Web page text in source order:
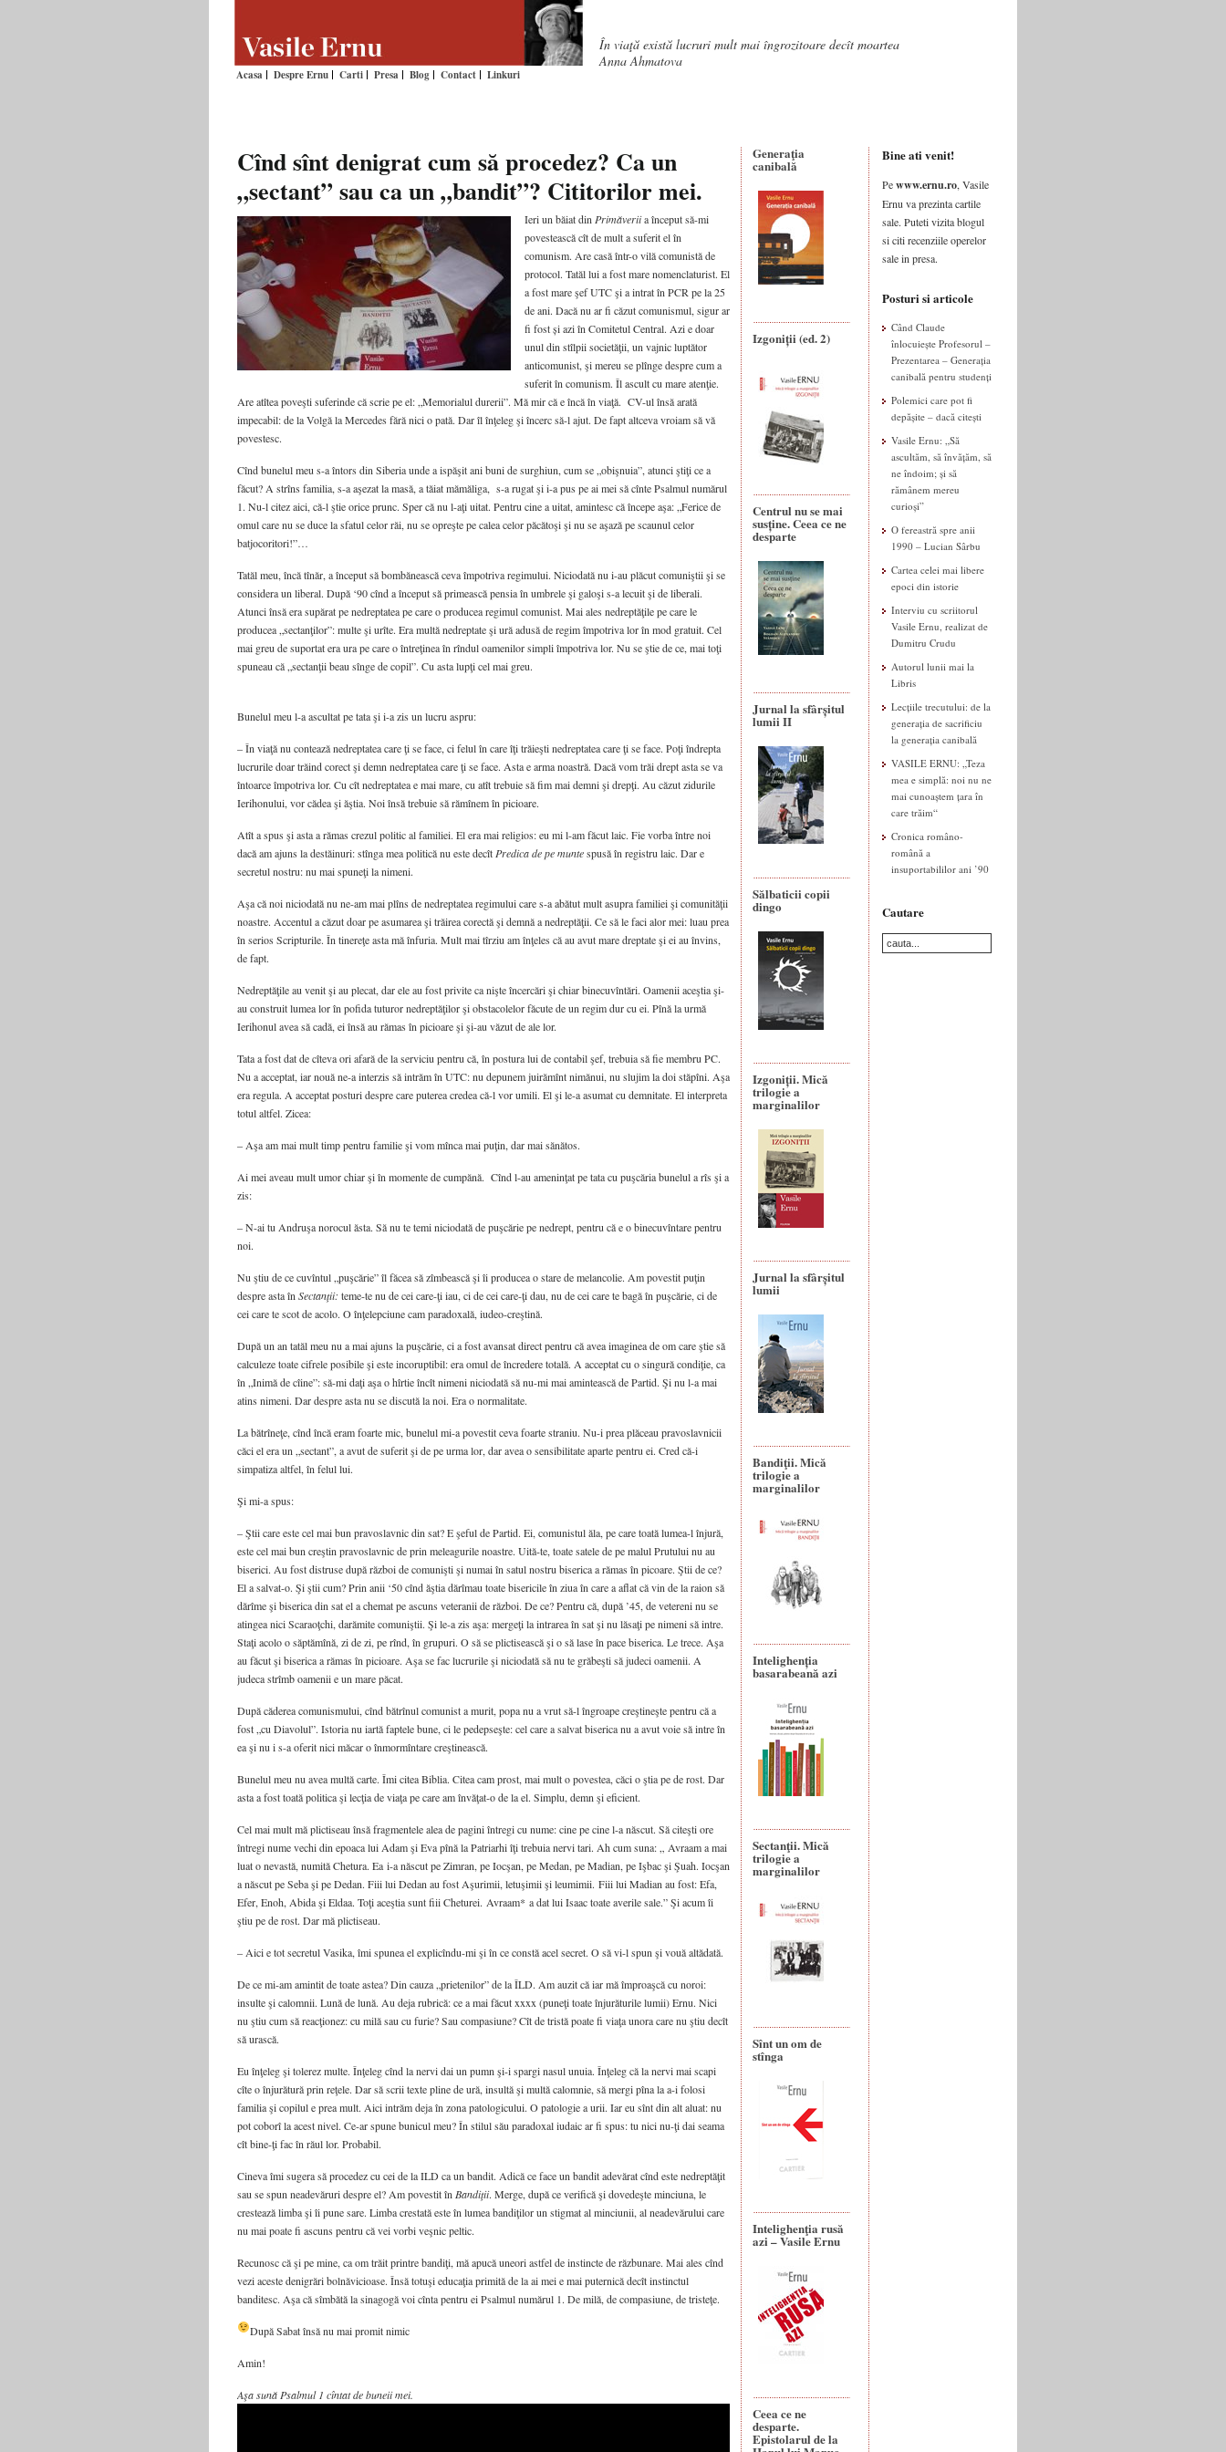
Acasa Despre Ernu Carti Presa Blog Contact Linkuri
În viaţă există lucruri mult mai îngrozitoare decît moartea
Anna Ahmatova
Cînd sînt denigrat cum să procedez? Ca un
„sectant” sau ca un „bandit”? Cititorilor mei.
Ieri un băiat din Primăveriia început să-mi
povestească cît de mult a suferit el în
comunism. Are casă într-o vilă comunistă de
protocol. Tatăl lui a fost mare nomenclaturist. El
a fost mare şef UTC şi a intrat în PCR pe la 25
de ani. Dacă nu ar fi căzut comunismul, sigur ar
fi fost și azi în Comitetul Central. Azi e doar
unul din stîlpii societăţii, un vajnic luptător
anticomunist, şi mereu se plînge despre cum a
suferit în comunism. Îl ascult cu mare atenţie.
Are atîtea poveşti suferinde că scrie pe el: „Memorialul durerii”. Mă mir că e încă în viaţă. CV-ul însă arată
impecabil: de la Volgă la Mercedes fără nici o pată. Dar îl înţeleg şi încerc să-l ajut. De fapt altceva vroiam să vă
povestesc.
Cînd bunelul meu s-a întors din Siberia unde a ispăşit ani buni de surghiun, cum se „obişnuia”, atunci ştiţi ce a
făcut? A strîns familia, s-a aşezat la masă, a tăiat mămăliga, s-a rugat şi i-a pus pe ai mei să cînte Psalmul numărul
1. Nu-l citez aici, că-l ştie orice prunc. Sper că nu l-aţi uitat. Pentru cine a uitat, amintesc că începe aşa: „Ferice de
omul care nu se duce la sfatul celor răi, nu se opreşte pe calea celor păcătoşi şi nu se aşază pe scaunul celor
batjocoritori!”…
Tatăl meu, încă tînăr, a început să bombănească ceva împotriva regimului. Niciodată nu i-au plăcut comuniştii şi se
considera un liberal. După ‘90 cînd a început să primească pensia în umbrele şi galoşi s-a lecuit şi de liberali.
Atunci însă era supărat pe nedreptatea pe care o producea regimul comunist. Mai ales nedreptăţile pe care le
producea „sectanţilor”: multe şi urîte. Era multă nedreptate şi ură adusă de regim împotriva lor în mod gratuit. Cel
mai greu de suportat era ura pe care o întreţinea în rîndul oamenilor simpli împotriva lor. Nu se ştie de ce, mai toţi
spuneau că „sectanţii beau sînge de copil”. Cu asta lupţi cel mai greu.
Bunelul meu l-a ascultat pe tata şi i-a zis un lucru aspru:
– În viaţă nu contează nedreptatea care ţi se face, ci felul în care îţi trăieşti nedreptatea care ţi se face. Poţi îndrepta
lucrurile doar trăind corect şi demn nedreptatea care ţi se face. Asta e arma noastră. Dacă vom trăi drept asta se va
întoarce împotriva lor. Cu cît nedreptatea e mai mare, cu atît trebuie să fim mai demni şi drepţi. Au căzut zidurile
Ierihonului, vor cădea şi ăştia. Noi însă trebuie să rămînem în picioare.
Atît a spus şi asta a rămas crezul politic al familiei. El era mai religios: eu mi l-am făcut laic. Fie vorba între noi
dacă am ajuns la destăinuri: stînga mea politică nu este decît Predica de pe muntespusă în registru laic. Dar e
secretul nostru: nu mai spuneţi la nimeni.
Aşa că noi niciodată nu ne-am mai plîns de nedreptatea regimului care s-a abătut mult asupra familiei şi comunităţii
noastre. Accentul a căzut doar pe asumarea şi trăirea corectă şi demnă a nedreptăţii. Ce să le faci alor mei: luau prea
în serios Scripturile. În tinereţe asta mă înfuria. Mult mai tîrziu am înţeles că au avut mare dreptate şi ei au învins,
de fapt.
Nedreptăţile au venit şi au plecat, dar ele au fost privite ca nişte încercări şi chiar binecuvîntări. Oamenii aceştia şi-
au construit lumea lor în pofida tuturor nedreptăţilor şi obstacolelor făcute de un regim dur cu ei. Pînă la urmă
Ierihonul avea să cadă, ei însă au rămas în picioare şi şi-au văzut de ale lor.
Tata a fost dat de cîteva ori afară de la serviciu pentru că, în postura lui de contabil şef, trebuia să fie membru PC.
Nu a acceptat, iar nouă ne-a interzis să intrăm în UTC: nu depunem juirămînt nimănui, nu slujim la doi stăpîni. Aşa
era regula. A acceptat posturi despre care puterea credea că-l vor umili. El şi le-a asumat cu demnitate. El interpreta
totul altfel. Zicea:
– Aşa am mai mult timp pentru familie şi vom mînca mai puţin, dar mai sănătos.
Ai mei aveau mult umor chiar şi în momente de cumpănă. Cînd l-au ameninţat pe tata cu puşcăria bunelul a rîs şi a
zis:
– N-ai tu Andruşa norocul ăsta. Să nu te temi niciodată de puşcărie pe nedrept, pentru că e o binecuvîntare pentru
noi.
Nu ştiu de ce cuvîntul „puşcărie” îl făcea să zîmbească şi îi producea o stare de melancolie. Am povestit puţin
despre asta în Sectanţii: teme-te nu de cei care-ţi iau, ci de cei care-ţi dau, nu de cei care te bagă în puşcărie, ci de
cei care te scot de acolo. O înţelepciune cam paradoxală, iudeo-creştină.
După un an tatăl meu nu a mai ajuns la puşcărie, ci a fost avansat direct pentru că avea imaginea de om care ştie să
calculeze toate cifrele posibile şi este incoruptibil: era omul de încredere totală. A acceptat cu o singură condiţie, ca
în „Inimă de cîine”: să-mi daţi aşa o hîrtie încît nimeni niciodată să nu-mi mai amintească de Partid. Şi nu l-a mai
atins nimeni. Dar despre asta nu se discută la noi. Era o normalitate.
La bătrîneţe, cînd încă eram foarte mic, bunelul mi-a povestit ceva foarte straniu. Nu-i prea plăceau pravoslavnicii
căci el era un „sectant”, a avut de suferit şi de pe urma lor, dar avea o sensibilitate aparte pentru ei. Cred că-i
simpatiza altfel, în felul lui.
Şi mi-a spus:
– Ştii care este cel mai bun pravoslavnic din sat? E şeful de Partid. Ei, comunistul ăla, pe care toată lumea-l înjură,
este cel mai bun creştin pravoslavnic de prin meleagurile noastre. Uită-te, toate satele de pe malul Prutului nu au
biserici. Au fost distruse după război de comunişti şi numai în satul nostru biserica a rămas în picoare. Ştii de ce?
El a salvat-o. Şi ştii cum? Prin anii ‘50 cînd ăştia dărîmau toate bisericile în ziua în care a aflat că vin de la raion să
dărîme şi biserica din sat el a chemat pe ascuns veteranii de război. De ce? Pentru că, după ’45, de vetereni nu se
atingea nici Scaraoţchi, darămite comuniştii. Şi le-a zis aşa: mergeţi la intrarea în sat şi nu lăsaţi pe nimeni să intre.
Staţi acolo o săptămînă, zi de zi, pe rînd, în grupuri. O să se plictisească şi o să lase în pace biserica. Le trece. Aşa
au făcut şi biserica a rămas în picioare. Aşa se fac lucrurile şi niciodată să nu te grăbeşti să judeci oamenii. A
judeca strîmb oamenii e un mare păcat.
După căderea comunismului, cînd bătrînul comunist a murit, popa nu a vrut să-l îngroape creştineşte pentru că a
fost „cu Diavolul”. Istoria nu iartă faptele bune, ci le pedepseşte: cel care a salvat biserica nu a avut voie să intre în
ea şi nu i s-a oferit nici măcar o înmormîntare creştinească.
Bunelul meu nu avea multă carte. Îmi citea Biblia. Citea cam prost, mai mult o povestea, căci o ştia pe de rost. Dar
asta a fost toată politica şi lecţia de viaţa pe care am învăţat-o de la el. Simplu, demn şi eficient.
Cel mai mult mă plictiseau însă fragmentele alea de pagini întregi cu nume: cine pe cine l-a născut. Să citeşti ore
întregi nume vechi din epoaca lui Adam şi Eva pînă la Patriarhi îţi trebuia nervi tari. Ah cum suna: „ Avraam a mai
luat o nevastă, numită Chetura. Ea i-a născut pe Zimran, pe Iocşan, pe Medan, pe Madian, pe Işbac şi Şuah. Iocşan
a născut pe Seba şi pe Dedan. Fiii lui Dedan au fost Aşurimii, letuşimii şi leumimii. Fiii lui Madian au fost: Efa,
Efer, Enoh, Abida şi Eldaa. Toţi aceştia sunt fiii Cheturei. Avraam* a dat lui Isaac toate averile sale.” Şi acum îi
ştiu pe de rost. Dar mă plictiseau.
– Aici e tot secretul Vasika, îmi spunea el explicîndu-mi şi în ce constă acel secret. O să vi-l spun şi vouă altădată.
De ce mi-am amintit de toate astea? Din cauza „prietenilor” de la ÎLD. Am auzit că iar mă împroaşcă cu noroi:
insulte şi calomnii. Lună de lună. Au deja rubrică: ce a mai făcut xxxx (puneţi toate înjurăturile lumii) Ernu. Nici
nu ştiu cum să reacţionez: cu milă sau cu furie? Sau compasiune? Cît de tristă poate fi viaţa unora care nu ştiu decît
să urască.
Eu înţeleg şi tolerez multe. Înţeleg cînd la nervi dai un pumn şi-i spargi nasul unuia. Înţeleg că la nervi mai scapi
cîte o înjurătură prin reţele. Dar să scrii texte pline de ură, insultă şi multă calomnie, să mergi pîna la a-i folosi
familia şi copilul e prea mult. Aici intrăm deja în zona patologicului. O patologie a urii. Iar eu sînt din alt aluat: nu
pot coborî la acest nivel. Ce-ar spune bunicul meu? În stilul său paradoxal iudaic ar fi spus: tu nici nu-ţi dai seama
cît bine-ţi fac în răul lor. Probabil.
Cineva îmi sugera să procedez cu cei de la ILD ca un bandit. Adică ce face un bandit adevărat cînd este nedreptăţit
sau se spun neadevăruri despre el? Am povestit în Bandiţii. Merge, după ce verifică şi dovedeşte minciuna, le
crestează limba şi îi pune sare. Limba crestată este în lumea bandiţilor un stigmat al minciunii, al neadevărului care
nu mai poate fi ascuns pentru că vei vorbi veşnic peltic.
Recunosc că şi pe mine, ca om trăit printre bandiţi, mă apucă uneori astfel de instincte de răzbunare. Mai ales cînd
vezi aceste denigrări bolnăvicioase. Însă totuşi educaţia primită de la ai mei e mai puternică decît instinctul
banditesc. Aşa că sîmbătă la sinagogă voi cînta pentru ei Psalmul numărul 1. De milă, de compasiune, de tristeţe.
După Sabat însă nu mai promit nimic
Amin!
Aşa sună Psalmul 1 cîntat de buneii mei.
Generaţia
canibală
Izgoniții (ed. 2)
Centrul nu se mai
susține. Ceea ce ne
desparte
Jurnal la sfârșitul
lumii II
Sălbaticii copii
dingo
Izgoniții. Mică
trilogie a
marginalilor
Jurnal la sfârșitul
lumii
Bandiţii. Mică
trilogie a
marginalilor
Intelighenția
basarabeană azi
Sectanţii. Mică
trilogie a
marginalilor
Sînt un om de
stînga
Intelighenţia rusă
azi – Vasile Ernu
Ceea ce ne
desparte.
Epistolarul de la
Bine ati venit!
Pewww.ernu.ro, Vasile
Ernu va prezinta cartile
sale. Puteti vizita blogul
si citi recenziile operelor
sale in presa.
Posturi si articole
Când Claude
înlocuiește Profesorul –
Prezentarea – Generația
canibală pentru studenți
Polemici care pot fi
depășite – dacă citești
Vasile Ernu: „Să
ascultăm, să învățăm, să
ne îndoim; și să
rămânem mereu
curioși”
O fereastră spre anii
1990 – Lucian Sârbu
Cartea celei mai libere
epoci din istorie
Interviu cu scriitorul
Vasile Ernu, realizat de
Dumitru Crudu
Autorul lunii mai la
Libris
Lecțiile trecutului: de la
generația de sacrificiu
la generația canibală
VASILE ERNU: „Teza
mea e simplă: noi nu ne
mai cunoaștem țara în
care trăim“
Cronica româno-
română a
insuportabililor ani ’90
Cautare